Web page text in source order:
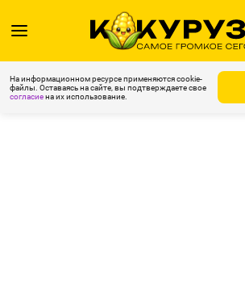
На информационном ресурсе применяются cookie-
файлы. Оставаясь на сайте, вы подтверждаете свое
согласиена их использование.